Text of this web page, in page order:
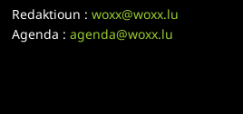
Redaktioun :woxx@woxx.lu
Agenda :agenda@woxx.lu